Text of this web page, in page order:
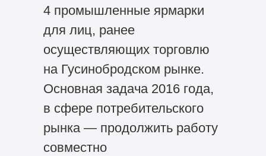
4 промышленные ярмарки
для лиц, ранее
осуществляющих торговлю
на Гусинобродском рынке.
Основная задача 2016 года,
в сфере потребительского
рынка — продолжить работу
совместно